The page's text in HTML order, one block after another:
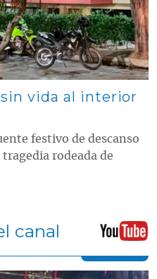
vida al interior
festivo de descanso
rodeada de
canal